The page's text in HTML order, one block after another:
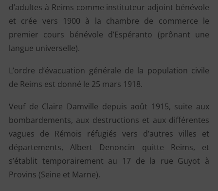
d’adultes à Reims comme instituteur adjoint bénévole
et crée vers 1900 à la chambre de commerce le
premier cours bénévole d’Espéranto (prônant une
langue universelle).
L’ordre d’évacuation générale de la population civile
de Reims est donné le 25 mars 1918.
Veuf de Claire Damville depuis août 1915, suite aux
bombardements, aux destructions et aux différentes
vagues de Rémois réfugiés vers d’autres villes et
départements, Albert Denoncin quitte Reims, et
s’établit temporairement au 17 de la rue Guyot à
Provins (Seine et Marne).